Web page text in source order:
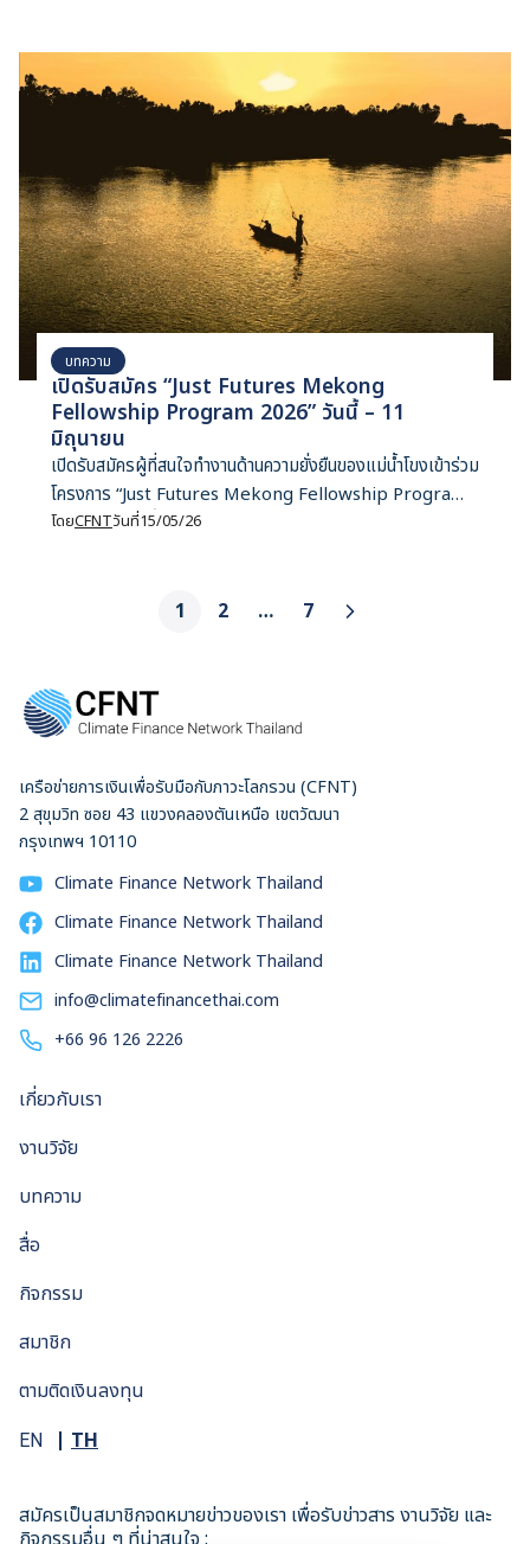
บทความ
เปิดรับสมัคร “Just Futures Mekong
Fellowship Program 2026” วันนี้ – 11
มิถุนายน
เปิดรับสมัครผู้ที่สนใจทำงานด้านความยั่งยืนของแม่น้ำโขงเข้าร่วม
โครงการ “Just Futures Mekong Fellowship Program”
(JFMFP)” วันนี้ - 11 มิถุนายน
โดยCFNTวันที่15/05/26
1 2 … 7
เครือข่ายการเงินเพื่อรับมือกับภาวะโลกรวน (CFNT)
2 สุขุมวิท ซอย 43 แขวงคลองตันเหนือ เขตวัฒนา
กรุงเทพฯ 10110
Climate Finance Network Thailand
Climate Finance Network Thailand
Climate Finance Network Thailand
info@climatefinancethai.com
+66 96 126 2226
เกี่ยวกับเรา
งานวิจัย
บทความ
สื่อ
กิจกรรม
สมาชิก
ตามติดเงินลงทุน
EN TH
สมัครเป็นสมาชิกจดหมายข่าวของเรา เพื่อรับข่าวสาร งานวิจัย และ